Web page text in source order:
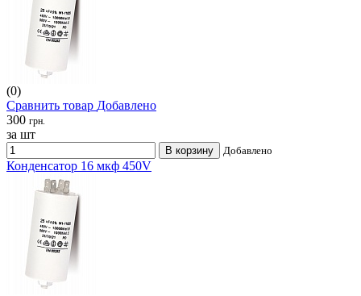
(0)
Сравнить товар Добавлено
300 грн.
за шт
В корзину Добавлено
Конденсатор 16 мкф 450V